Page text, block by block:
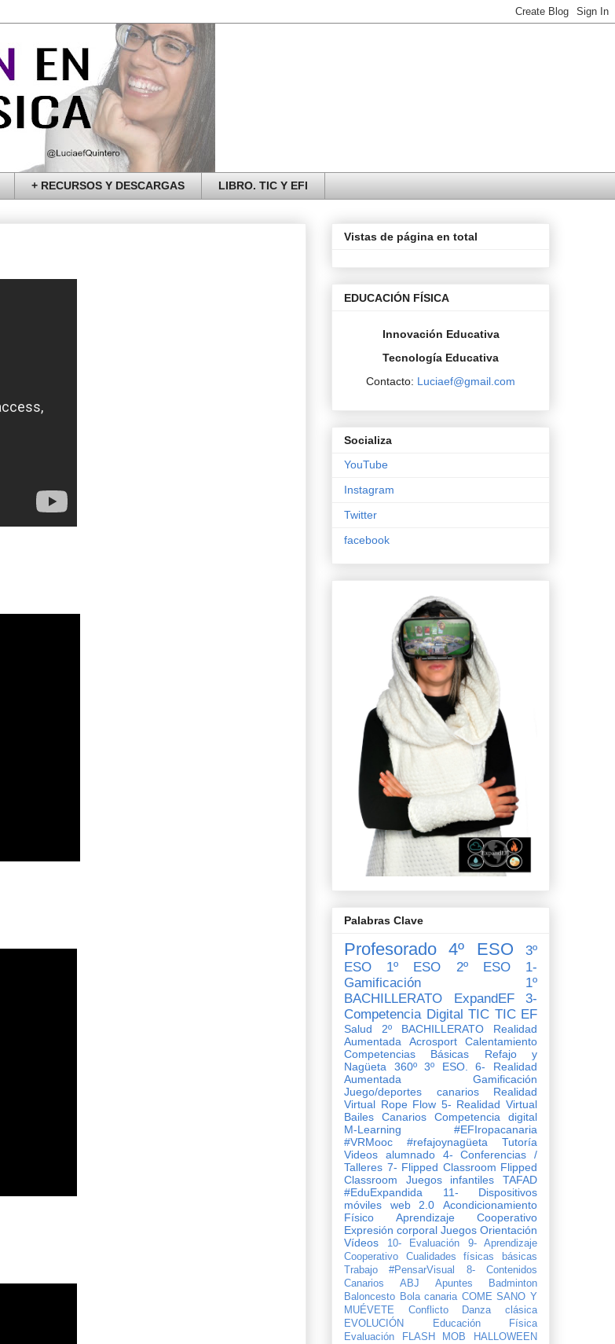
+ RECURSOS Y DESCARGAS LIBRO. TIC Y EFI
Vistas de página en total
EDUCACIÓN FÍSICA
Innovación Educativa
Tecnología Educativa
Contacto: Luciaef@gmail.com
Socializa
YouTube
Instagram
Twitter
facebook
Palabras Clave
Profesorado 4º ESO
3º
ESO
1º ESO 2º ESO
1-
Gamificación
1º
BACHILLERATO
ExpandEF
3-
Competencia Digital TIC TIC EF
Salud 2º BACHILLERATO
Realidad
Aumentada
Acrosport
Calentamiento
Competencias Básicas
Refajo y
Nagüeta
360º 3º ESO.
6- Realidad
Aumentada
Gamificación
Juego/deportes canarios
Realidad
Virtual Rope Flow 5- Realidad Virtual
Bailes Canarios
Competencia digital
M-Learning
#EFIropacanaria
#VRMooc
#refajoynagüeta
Tutoría
Videos
alumnado
4- Conferencias /
Talleres 7- Flipped Classroom Flipped
Classroom
Juegos infantiles
TAFAD
#EduExpandida
11- Dispositivos
móviles
web 2.0
Acondicionamiento
Físico
Aprendizaje Cooperativo
Expresión corporal Juegos Orientación
Vídeos
10- Evaluación
9- Aprendizaje
Cooperativo
Cualidades físicas básicas
Trabajo
#PensarVisual
8- Contenidos
Canarios
ABJ Apuntes
Badminton
Baloncesto Bola canaria COME SANO Y
MUÉVETE
Conflicto
Danza clásica
EVOLUCIÓN
Evaluación
FLASH MOB
HALLOWEEN